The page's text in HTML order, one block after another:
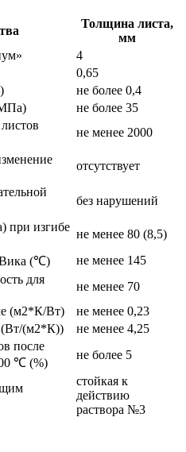
Толщина листа,
мм
4
0,65
не более 0,4
не более 35
не менее 2000
отсутствует
без нарушений
при изгибе
не менее 80 (8,5)
Вика (℃)
не менее 145
для
не менее 70
(м2*К/Вт)
не менее 0,23
(Вт/(м2*К))
не менее 4,25
после
℃ (%)
не более 5
стойкая к
действию
раствора №3